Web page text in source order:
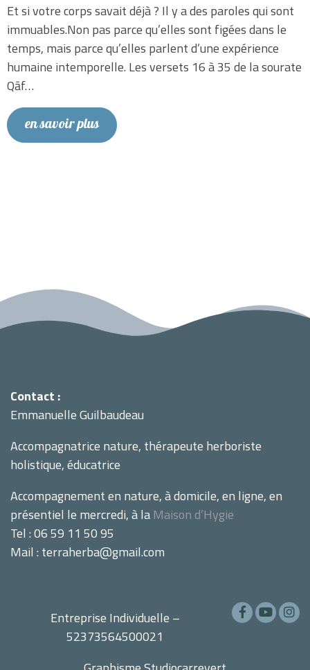
Et si votre corps savait déjà ? Il y a des paroles qui sont
immuables.Non pas parce qu’elles sont figées dans le
temps, mais parce qu’elles parlent d’une expérience
humaine intemporelle. Les versets 16 à 35 de la sourate
Qāf…
en savoir plus
Contact :
Emmanuelle Guilbaudeau
Accompagnatrice nature, thérapeute herboriste
holistique, éducatrice
Accompagnement en nature, à domicile, en ligne, en
présentiel le mercredi, à la Maison d’Hygie
Tel : 06 59 11 50 95
Mail : terraherba@gmail.com
Entreprise Individuelle –
52373564500021